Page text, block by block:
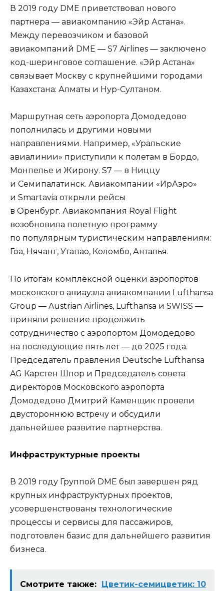
В 2019 году DME приветствовал нового
партнера — авиакомпанию «Эйр Астана».
Между перевозчиком и базовой
авиакомпаний DME — S7 Airlines — заключено
код-шеринговое соглашение. «Эйр Астана»
связывает Москву с крупнейшими городами
Казахстана: Алматы и Нур-Султаном.
Маршрутная сеть аэропорта Домодедово
пополнилась и другими новыми
направлениями. Например, «Уральские
авиалинии» приступили к полетам в Бордо,
Монпелье и Жирону. S7 — в Ниццу
и Семипалатинск. Авиакомпании «ИрАэро»
и Smartavia открыли рейсы
в Оренбург. Авиакомпания Royal Flight
возобновила полетную программу
по популярным туристическим направлениям:
Гоа, Нячанг, Утапао, Коломбо, Анталья.
По итогам комплексной оценки аэропортов
московского авиаузла авиакомпании Lufthansa
Group — Austrian Airlines, Lufthansa и SWISS —
приняли решение продолжить
сотрудничество с аэропортом Домодедово
на последующие пять лет — до 2025 года.
Председатель правления Deutsche Lufthansa
AG Карстен Шпор и Председатель совета
директоров Московского аэропорта
Домодедово Дмитрий Каменщик провели
двустороннюю встречу и обсудили
дальнейшее развитие партнерства.
Инфраструктурные проекты
В 2019 году Группой DME был завершен ряд
крупных инфраструктурных проектов,
усовершенствованы технологические
процессы и сервисы для пассажиров,
подготовлен базис для дальнейшего развития
бизнеса.
Смотрите также: Цветик-семицветик: 10